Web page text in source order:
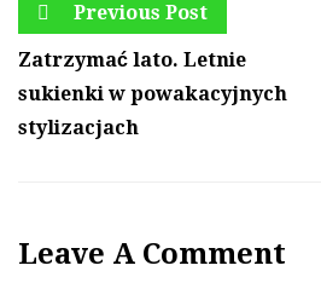
Previous Post
Zatrzymać lato. Letnie
sukienki w powakacyjnych
stylizacjach
Leave A Comment